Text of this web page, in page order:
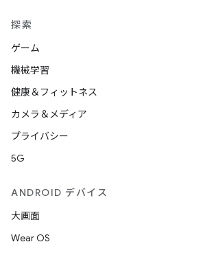
探索
ゲーム
機械学習
健康＆フィットネス
カメラ＆メディア
プライバシー
5G
ANDROID デバイス
大画面
Wear OS